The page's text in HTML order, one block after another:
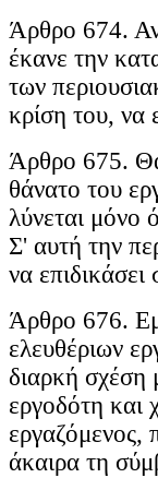
Άρθρο 674. Αν
έκανε την
των
κρίση του, να
Άρθρο 675.
θάνατο του
λύνεται μόνο
Σ' αυτή την
να
Άρθρο 676.
ελευθέριων
διαρκή σχέση
εργοδότη και
εργαζόμενος,
άκαιρα τη